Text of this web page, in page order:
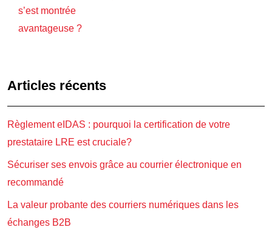
s’est montrée
avantageuse ?
Articles récents
Règlement eIDAS : pourquoi la certification de votre
prestataire LRE est cruciale?
Sécuriser ses envois grâce au courrier électronique en
recommandé
La valeur probante des courriers numériques dans les
échanges B2B